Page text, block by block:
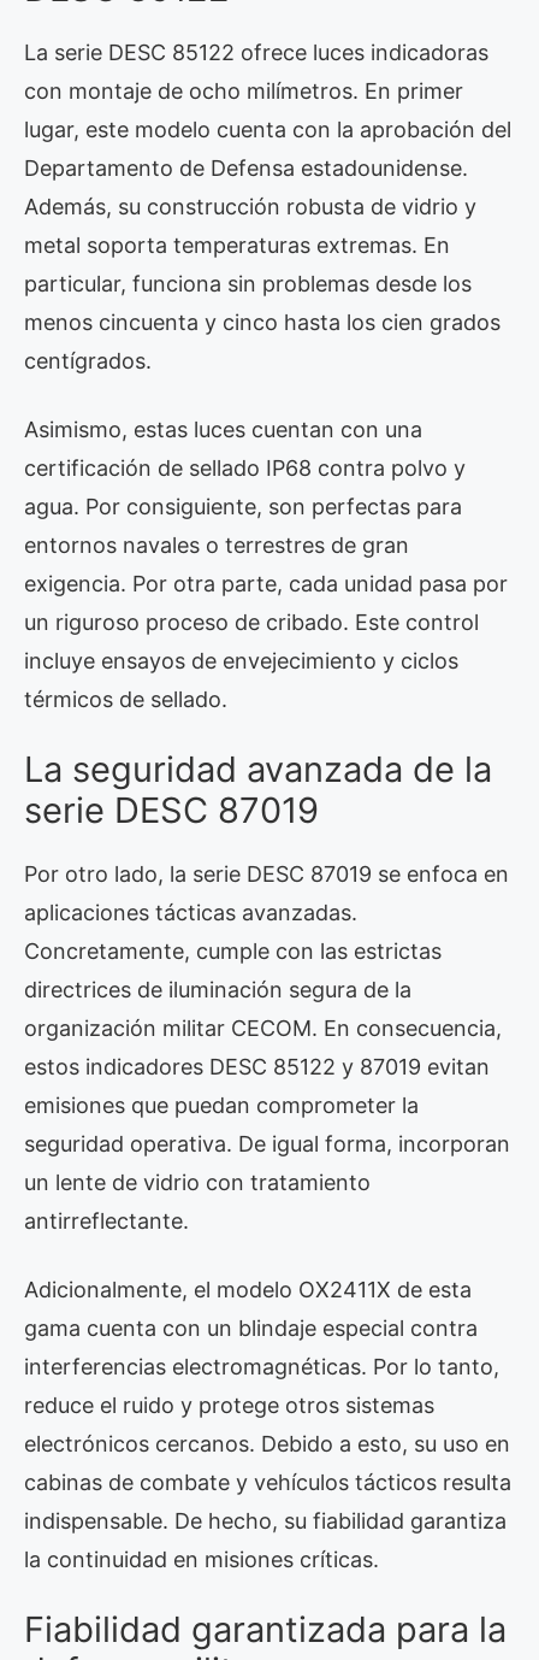
La serie DESC 85122 ofrece luces indicadoras
con montaje de ocho milímetros. En primer
lugar, este modelo cuenta con la aprobación del
Departamento de Defensa estadounidense.
Además, su construcción robusta de vidrio y
metal soporta temperaturas extremas. En
particular, funciona sin problemas desde los
menos cincuenta y cinco hasta los cien grados
centígrados.
Asimismo, estas luces cuentan con una
certificación de sellado IP68 contra polvo y
agua. Por consiguiente, son perfectas para
entornos navales o terrestres de gran
exigencia. Por otra parte, cada unidad pasa por
un riguroso proceso de cribado. Este control
incluye ensayos de envejecimiento y ciclos
térmicos de sellado.
La seguridad avanzada de la
serie DESC 87019
Por otro lado, la serie DESC 87019 se enfoca en
aplicaciones tácticas avanzadas.
Concretamente, cumple con las estrictas
directrices de iluminación segura de la
organización militar CECOM. En consecuencia,
estos indicadores DESC 85122 y 87019 evitan
emisiones que puedan comprometer la
seguridad operativa. De igual forma, incorporan
un lente de vidrio con tratamiento
antirreflectante.
Adicionalmente, el modelo OX2411X de esta
gama cuenta con un blindaje especial contra
interferencias electromagnéticas. Por lo tanto,
reduce el ruido y protege otros sistemas
electrónicos cercanos. Debido a esto, su uso en
cabinas de combate y vehículos tácticos resulta
indispensable. De hecho, su fiabilidad garantiza
la continuidad en misiones críticas.
Fiabilidad garantizada para la